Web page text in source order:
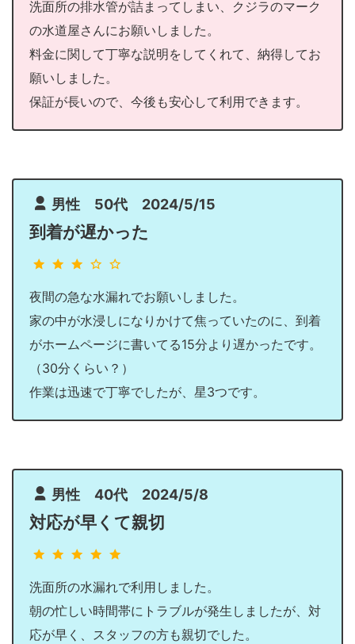
洗面所の排水管が詰まってしまい、クジラのマーク
の水道屋さんにお願いしました。
料金に関して丁寧な説明をしてくれて、納得してお
願いしました。
保証が長いので、今後も安心して利用できます。
男性 50代 2024/5/15
到着が遅かった
夜間の急な水漏れでお願いしました。
家の中が水浸しになりかけて焦っていたのに、到着
がホームページに書いてる15分より遅かったです。
（30分くらい？）
作業は迅速で丁寧でしたが、星3つです。
男性 40代 2024/5/8
対応が早くて親切
洗面所の水漏れで利用しました。
朝の忙しい時間帯にトラブルが発生しましたが、対
応が早く、スタッフの方も親切でした。